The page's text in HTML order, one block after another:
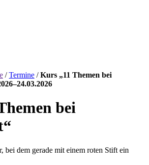
/Termine /Kurs „11 Themen bei
bei